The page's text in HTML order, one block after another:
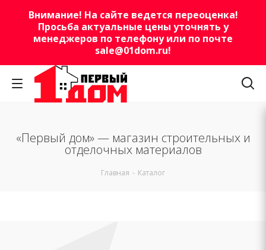
Внимание! На сайте ведется переоценка!
Просьба актуальные цены уточнять у
менеджеров по телефону или по почте
sale@01dom.ru!
«Первый дом» — магазин строительных и
отделочных материалов
Главная - Каталог